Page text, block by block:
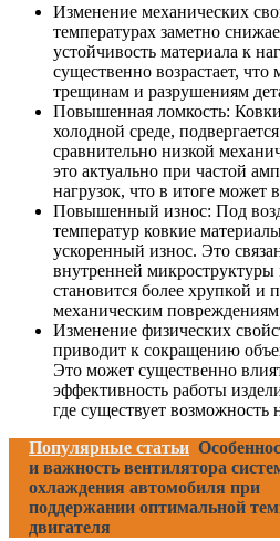
Изменение механических
температурах заметно
устойчивость материала к
существенно возрастает,
трещинам и разрушениям
Повышенная ломкость:
холодной среде,
сравнительно низкой
это актуально при частой
нагрузок, что в итоге может
Повышенный износ: Под
температур ковкие
ускоренный износ. Это
внутренней микроструктуры
становится более хрупкой и
механическим
Изменение физических
приводит к сокращению
Это может существенно
эффективность работы
где существует возможность
Популярные статьи
и важность вентилятора
охлаждения автомобиля при
поддержании оптимальной
двигателя